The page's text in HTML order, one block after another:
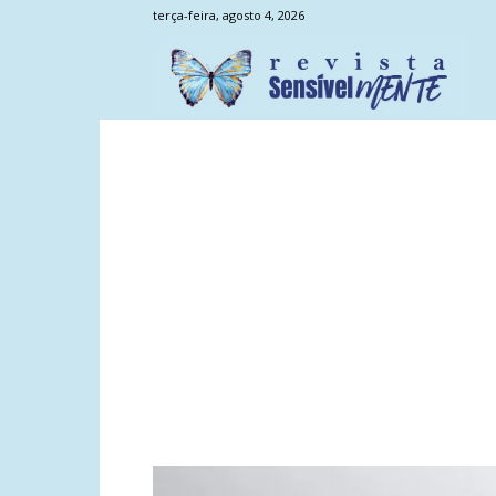
terça-feira, agosto 4, 2026